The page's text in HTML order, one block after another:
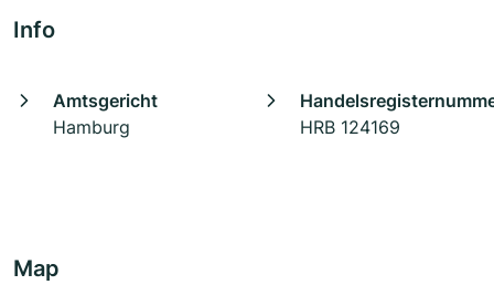
Info
Amtsgericht
Hamburg
HRB 124169
Map